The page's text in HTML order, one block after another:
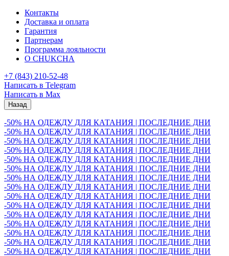
Контакты
Доставка и оплата
Гарантия
Партнерам
Программа лояльности
О CHUKCHA
+7 (843) 210-52-48
Написать в Telegram
Написать в Max
Назад
-50% НА ОДЕЖДУ ДЛЯ КАТАНИЯ | ПОСЛЕДНИЕ ДНИ
-50% НА ОДЕЖДУ ДЛЯ КАТАНИЯ | ПОСЛЕДНИЕ ДНИ
-50% НА ОДЕЖДУ ДЛЯ КАТАНИЯ | ПОСЛЕДНИЕ ДНИ
-50% НА ОДЕЖДУ ДЛЯ КАТАНИЯ | ПОСЛЕДНИЕ ДНИ
-50% НА ОДЕЖДУ ДЛЯ КАТАНИЯ | ПОСЛЕДНИЕ ДНИ
-50% НА ОДЕЖДУ ДЛЯ КАТАНИЯ | ПОСЛЕДНИЕ ДНИ
-50% НА ОДЕЖДУ ДЛЯ КАТАНИЯ | ПОСЛЕДНИЕ ДНИ
-50% НА ОДЕЖДУ ДЛЯ КАТАНИЯ | ПОСЛЕДНИЕ ДНИ
-50% НА ОДЕЖДУ ДЛЯ КАТАНИЯ | ПОСЛЕДНИЕ ДНИ
-50% НА ОДЕЖДУ ДЛЯ КАТАНИЯ | ПОСЛЕДНИЕ ДНИ
-50% НА ОДЕЖДУ ДЛЯ КАТАНИЯ | ПОСЛЕДНИЕ ДНИ
-50% НА ОДЕЖДУ ДЛЯ КАТАНИЯ | ПОСЛЕДНИЕ ДНИ
-50% НА ОДЕЖДУ ДЛЯ КАТАНИЯ | ПОСЛЕДНИЕ ДНИ
-50% НА ОДЕЖДУ ДЛЯ КАТАНИЯ | ПОСЛЕДНИЕ ДНИ
-50% НА ОДЕЖДУ ДЛЯ КАТАНИЯ | ПОСЛЕДНИЕ ДНИ